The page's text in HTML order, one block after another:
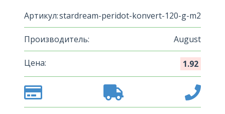
Артикул:stardream-peridot-konvert-120-g-m2
Производитель: August
Цена: 1.92